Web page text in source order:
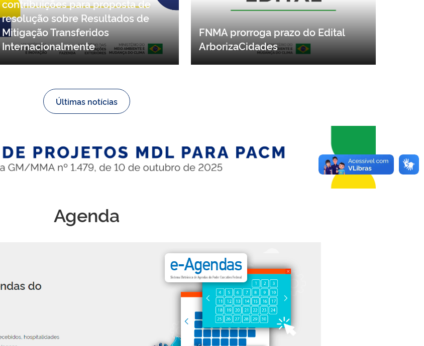
Consulta pública recebe
contribuições para proposta de
resolução sobre Resultados de
Mitigação Transferidos
FNMA prorroga prazo do Edital